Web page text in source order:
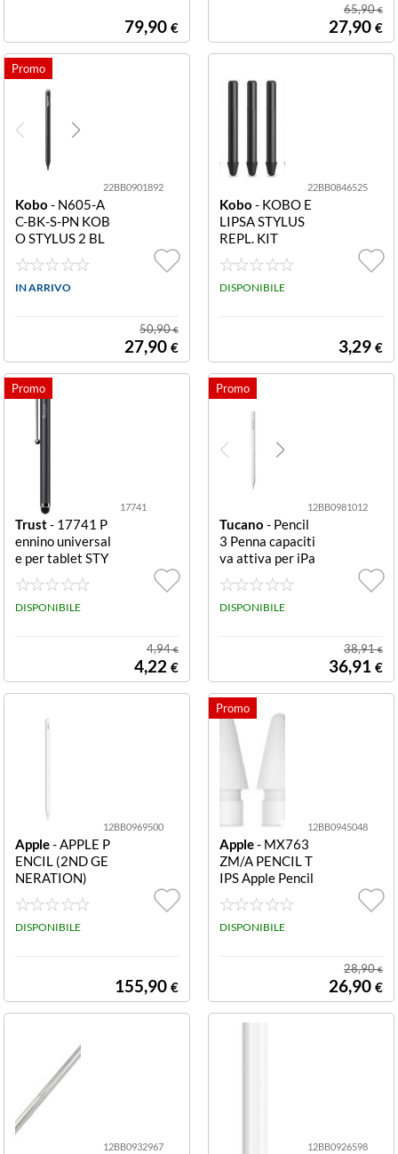
79,90 €
65,90€
27,90 €
22BB0901892
Kobo - N605-A
C-BK-S-PN KOB
O STYLUS 2 BL
ACK
IN ARRIVO
50,90€
27,90 €
22BB0846525
Kobo - KOBO E
LIPSA STYLUS
REPL. KIT
DISPONIBILE
3,29 €
17741
Trust- 17741 P
ennino universal
e per tablet STY
LUS PEN - BLAC
K
DISPONIBILE
4,94€
4,22 €
12BB0981012
Tucano - Pencil
3 Penna capaciti
va attiva per iPa
d White 3
DISPONIBILE
38,91€
36,91 €
12BB0969500
Apple- APPLE P
ENCIL (2ND GE
NERATION)
DISPONIBILE
155,90 €
12BB0945048
Apple- MX763
ZM/A PENCIL T
IPS Apple Pencil
Tips - 4 pack
DISPONIBILE
28,90€
26,90 €
12BB0932967 12BB0926598